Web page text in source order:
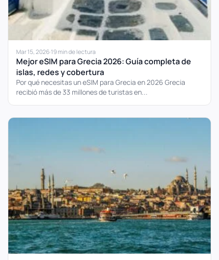
Mar 15, 2026·19 min de lectura
Mejor eSIM para Grecia 2026: Guía completa de
islas, redes y cobertura
Por qué necesitas un eSIM para Grecia en 2026 Grecia
recibió más de 33 millones de turistas en...